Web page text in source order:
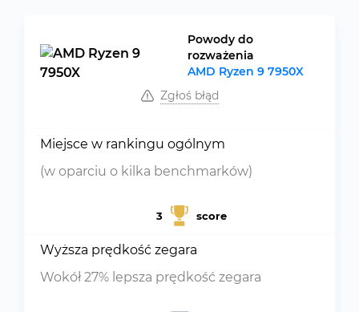
Powody do
rozważenia
AMD Ryzen 9 7950X
Zgłoś błąd
Miejsce w rankingu ogólnym
(w oparciu o kilka benchmarków)
3 score
Wyższa prędkość zegara
Wokół 27% lepsza prędkość zegara